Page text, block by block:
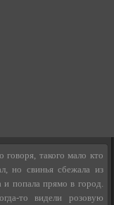
говоря, такого мало кто
но свинья сбежала из
и попала прямо в город.
то видели розовую